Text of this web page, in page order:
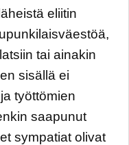
eliitin
tai ainakin
sisällä ei
työttömien
saapunut
sympatiat olivat